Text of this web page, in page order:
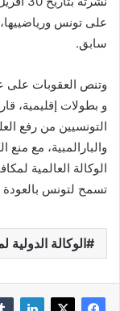
على تونس
سابق.
وتنص العقوبات على
و بطولات إقليمية،
التونسيين من رفع
والبارالمبية، مع
الوكالة العالمية
تسمح لتونس بالعودة
الوكالة